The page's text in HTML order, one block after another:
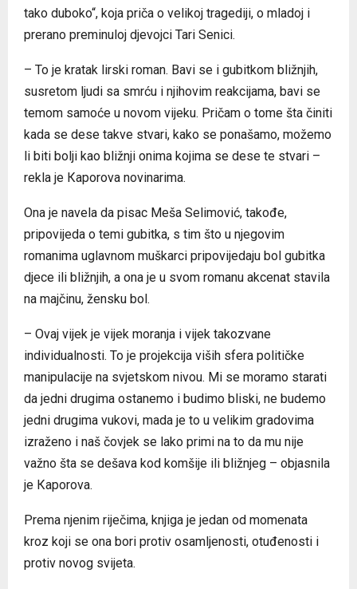
tako duboko“, koja priča o velikoj tragediji, o mladoj i
prerano preminuloj djevojci Tari Senici.
– To je kratak lirski roman. Bavi se i gubitkom bližnjih,
susretom ljudi sa smrću i njihovim reakcijama, bavi se
temom samoće u novom vijeku. Pričam o tome šta činiti
kada se dese takve stvari, kako se ponašamo, možemo
li biti bolji kao bližnji onima kojima se dese te stvari –
rekla je Кaporova novinarima.
Ona je navela da pisac Meša Selimović, takođe,
pripovijeda o temi gubitka, s tim što u njegovim
romanima uglavnom muškarci pripovijedaju bol gubitka
djece ili bližnjih, a ona je u svom romanu akcenat stavila
na majčinu, žensku bol.
– Ovaj vijek je vijek moranja i vijek takozvane
individualnosti. To je projekcija viših sfera političke
manipulacije na svjetskom nivou. Mi se moramo starati
da jedni drugima ostanemo i budimo bliski, ne budemo
jedni drugima vukovi, mada je to u velikim gradovima
izraženo i naš čovjek se lako primi na to da mu nije
važno šta se dešava kod komšije ili bližnjeg – objasnila
je Кaporova.
Prema njenim riječima, knjiga je jedan od momenata
kroz koji se ona bori protiv osamljenosti, otuđenosti i
protiv novog svijeta.